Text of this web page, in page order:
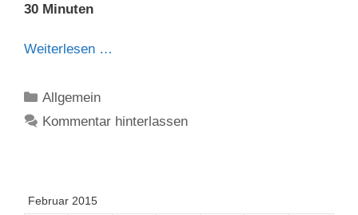
30 Minuten
Weiterlesen …
Kategorien
Allgemein
Kommentar hinterlassen
Februar 2015